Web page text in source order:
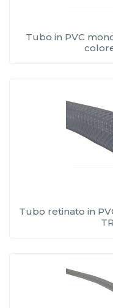
Tubo in PVC
Tubo retinato in